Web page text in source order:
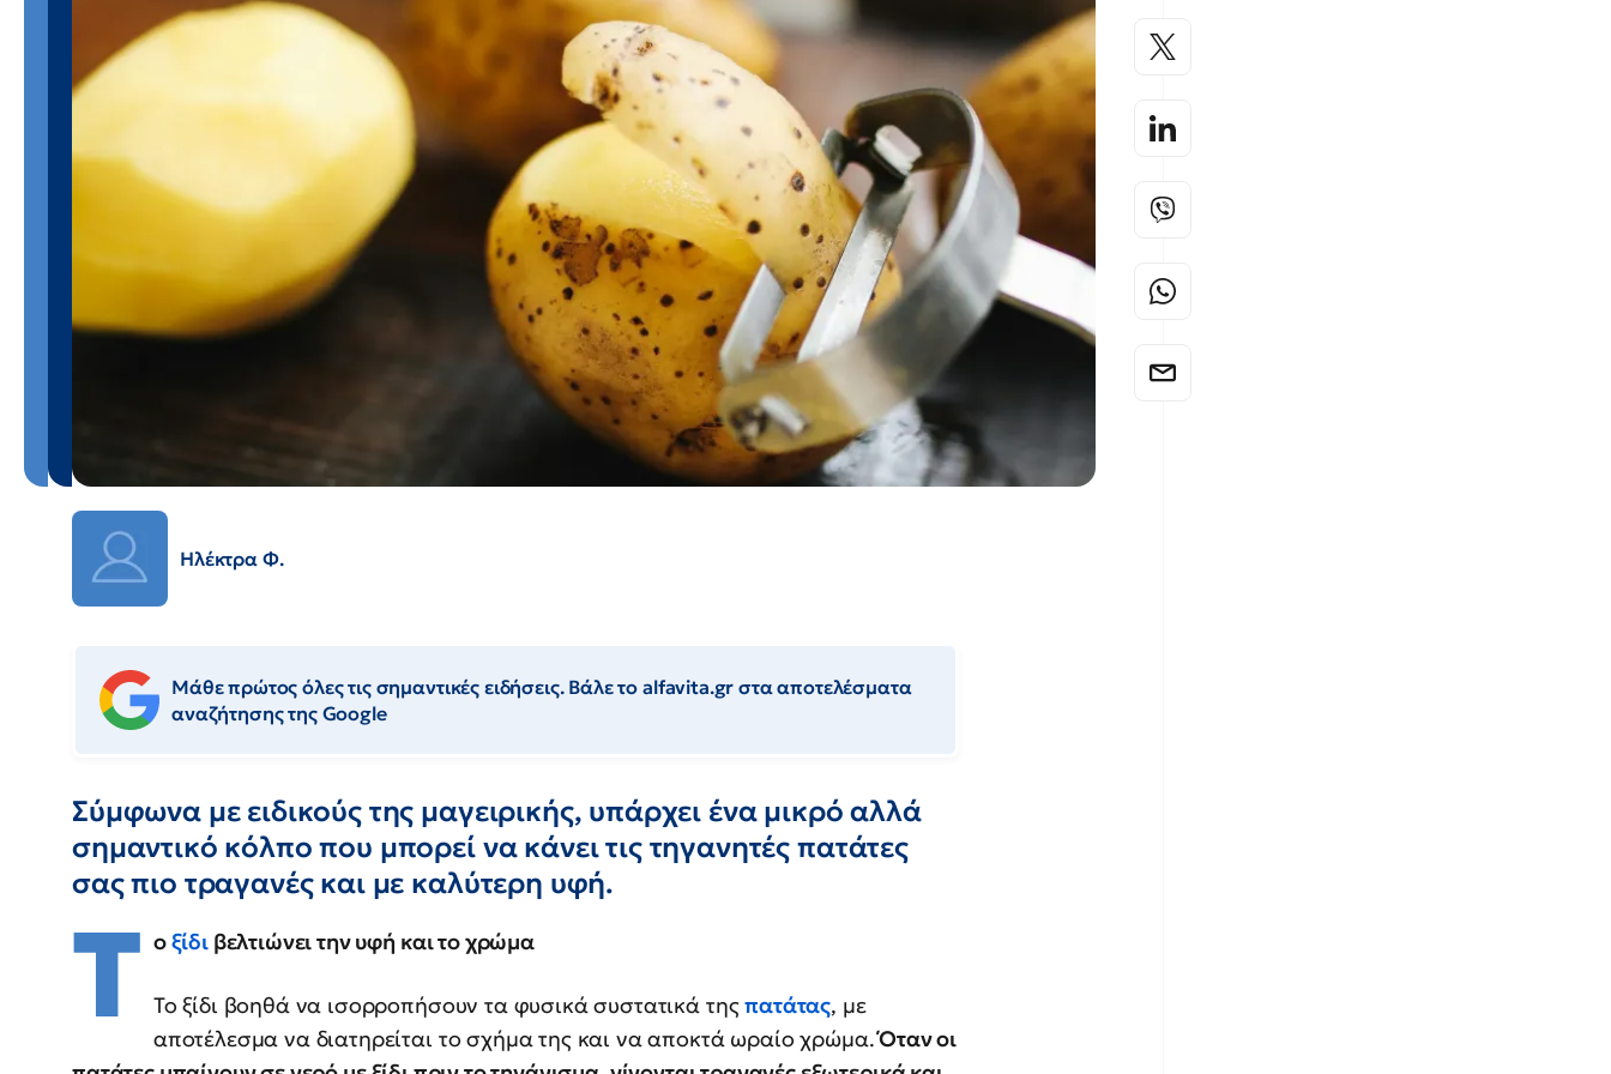
Ηλέκτρα Φ.
Μάθε πρώτος όλες τις σημαντικές ειδήσεις. Βάλε το alfavita.gr στα αποτελέσματα
αναζήτησης της Google
Σύμφωνα με ειδικούς της μαγειρικής, υπάρχει ένα μικρό αλλά
σημαντικό κόλπο που μπορεί να κάνει τις τηγανητές πατάτες
σας πιο τραγανές και με καλύτερη υφή.
Τ οξίδι βελτιώνει την υφή και το χρώμα
Το ξίδι βοηθά να ισορροπήσουν τα φυσικά συστατικά τηςπατάτας, με
αποτέλεσμα να διατηρείται το σχήμα της και να αποκτά ωραίο χρώμα.Όταν οι